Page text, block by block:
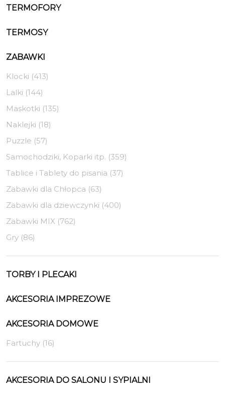
TERMOFORY
TERMOSY
ZABAWKI
Klocki (413)
Lalki (144)
Maskotki (135)
Naklejki (18)
Puzzle (57)
Samochodziki, Koparki itp. (359)
Tablice i Tablety do pisania (37)
Zabawki dla Chłopca (63)
Zabawki dla dziewczynki (400)
Zabawki MIX (762)
Gry (86)
TORBY I PLECAKI
AKCESORIA IMPREZOWE
AKCESORIA DOMOWE
Fartuchy (16)
AKCESORIA DO SALONU I SYPIALNI